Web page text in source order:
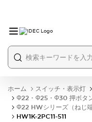
ホーム スイッチ・表示灯
Φ22・Φ25・Φ30 押ボタ
Φ22 HWシリーズ（ねじ
HW1K-2PC11-511